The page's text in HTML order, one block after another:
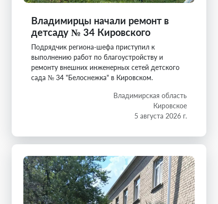
Владимирцы начали ремонт в
детсаду № 34 Кировского
Подрядчик региона-шефа приступил к
выполнению работ по благоустройству и
ремонту внешних инженерных сетей детского
сада № 34 "Белоснежка" в Кировском.
Владимирская область
Кировское
5 августа 2026 г.